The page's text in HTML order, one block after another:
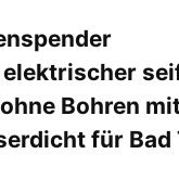
Bohren
für Bad